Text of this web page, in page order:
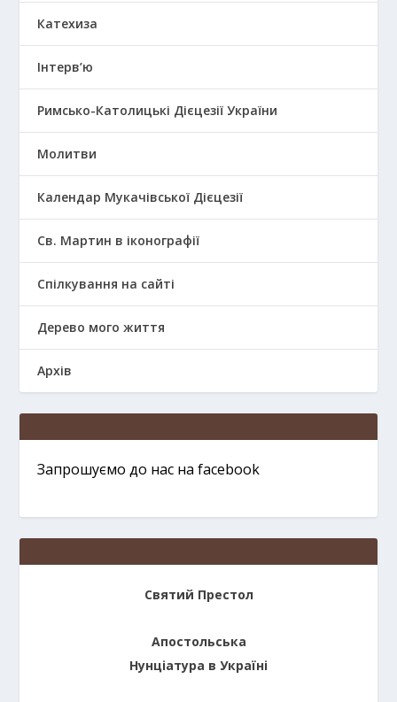
Катехиза
Інтерв’ю
Римсько-Католицькі Дієцезії України
Молитви
Календар Мукачівської Дієцезії
Св. Мартин в іконографії
Спілкування на сайті
Дерево мого життя
Архів
Запрошуємо до нас на facebook
Святий Престол
Апостольська
Нунціатура в Україні